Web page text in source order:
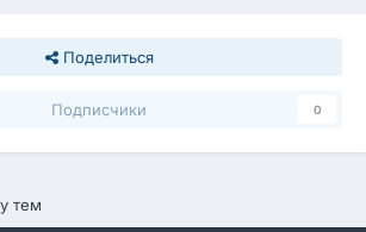
Поделиться
Подписчики 0
тем